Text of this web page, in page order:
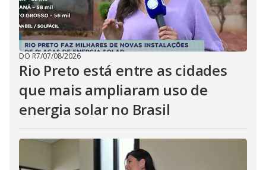
DO R7/07/08/2026
Rio Preto está entre as cidades
que mais ampliaram uso de
energia solar no Brasil